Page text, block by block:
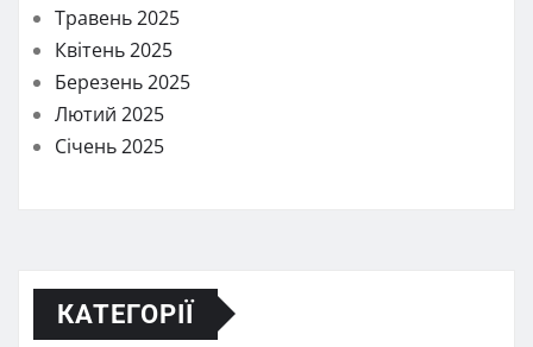
Травень 2025
Квітень 2025
Березень 2025
Лютий 2025
Січень 2025
КАТЕГОРІЇ